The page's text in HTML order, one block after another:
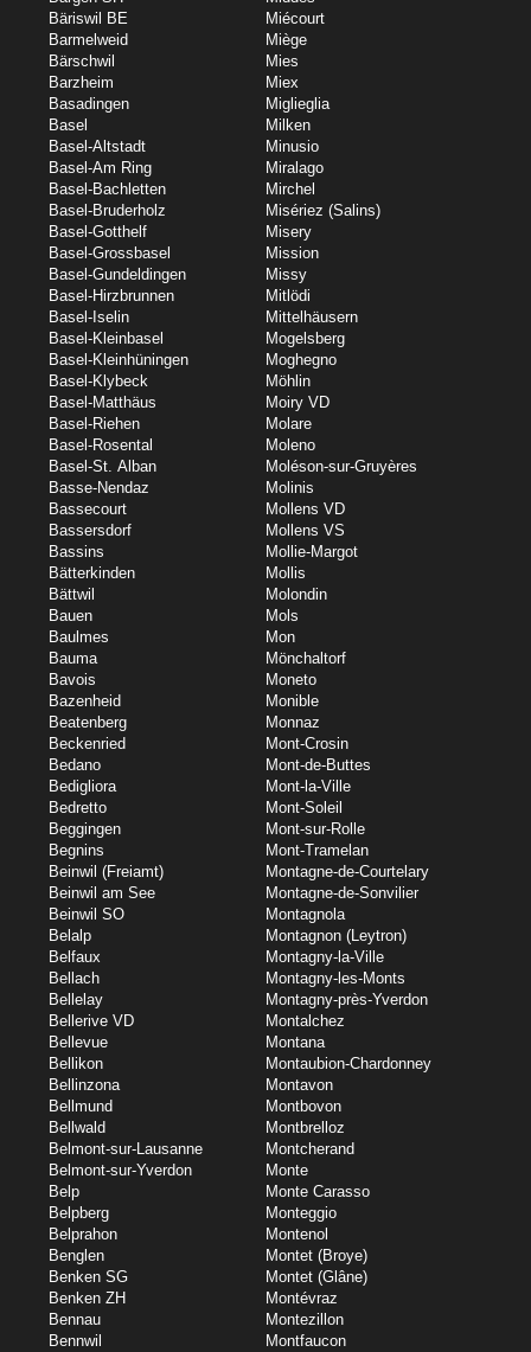
Bäriswil BE
Barmelweid
Bärschwil
Barzheim
Basadingen
Basel
Basel-Altstadt
Basel-Am Ring
Basel-Bachletten
Basel-Bruderholz
Basel-Gotthelf
Basel-Grossbasel
Basel-Gundeldingen
Basel-Hirzbrunnen
Basel-Iselin
Basel-Kleinbasel
Basel-Kleinhüningen
Basel-Klybeck
Basel-Matthäus
Basel-Riehen
Basel-Rosental
Basel-St. Alban
Basse-Nendaz
Bassecourt
Bassersdorf
Bassins
Bätterkinden
Bättwil
Bauen
Baulmes
Bauma
Bavois
Bazenheid
Beatenberg
Beckenried
Bedano
Bedigliora
Bedretto
Beggingen
Begnins
Beinwil (Freiamt)
Beinwil am See
Beinwil SO
Belalp
Belfaux
Bellach
Bellelay
Bellerive VD
Bellevue
Bellikon
Bellinzona
Bellmund
Bellwald
Belmont-sur-Lausanne
Belmont-sur-Yverdon
Belp
Belpberg
Belprahon
Benglen
Benken SG
Benken ZH
Bennau
Bennwil
Miécourt
Miège
Mies
Miex
Miglieglia
Milken
Minusio
Miralago
Mirchel
Misériez (Salins)
Misery
Mission
Missy
Mitlödi
Mittelhäusern
Mogelsberg
Moghegno
Möhlin
Moiry VD
Molare
Moleno
Moléson-sur-Gruyères
Molinis
Mollens VD
Mollens VS
Mollie-Margot
Mollis
Molondin
Mols
Mon
Mönchaltorf
Moneto
Monible
Monnaz
Mont-Crosin
Mont-de-Buttes
Mont-la-Ville
Mont-Soleil
Mont-sur-Rolle
Mont-Tramelan
Montagne-de-Courtelary
Montagne-de-Sonvilier
Montagnola
Montagnon (Leytron)
Montagny-la-Ville
Montagny-les-Monts
Montagny-près-Yverdon
Montalchez
Montana
Montaubion-Chardonney
Montavon
Montbovon
Montbrelloz
Montcherand
Monte
Monte Carasso
Monteggio
Montenol
Montet (Broye)
Montet (Glâne)
Montévraz
Montezillon
Montfaucon